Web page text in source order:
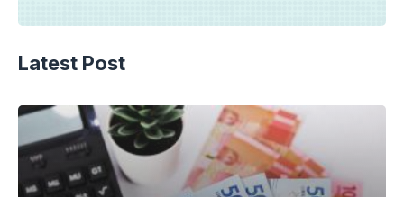
Latest Post